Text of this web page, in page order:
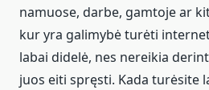
namuose, darbe, gamtoje ar
kur yra galimybė turėti
labai didelė, nes nereikia
juos eiti spręsti. Kada turėsite